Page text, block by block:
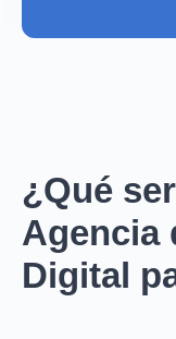
¿Qué
Agencia
Digital